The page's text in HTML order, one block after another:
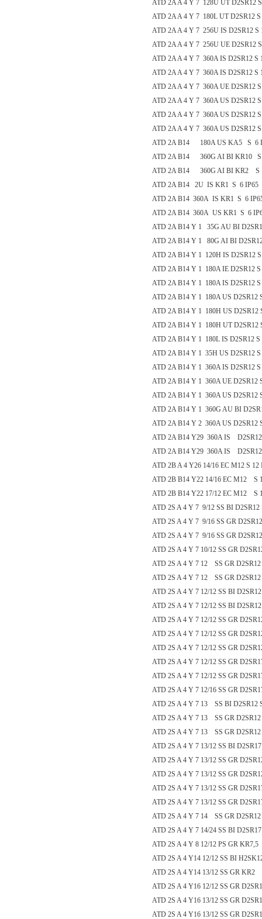
ATD 2A A 4 Y 7 128U UT D2SR12
ATD 2A A 4 Y 7 180L UT D2SR12 S
ATD 2A A 4 Y 7 256U IS D2SR12 S
ATD 2A A 4 Y 7 256U UE D2SR12
ATD 2A A 4 Y 7 360A IS D2SR12 S
ATD 2A A 4 Y 7 360A IS D2SR12 S
ATD 2A A 4 Y 7 360A UE D2SR12
ATD 2A A 4 Y 7 360A US D2SR12
ATD 2A A 4 Y 7 360A US D2SR12
ATD 2A A 4 Y 7 360A US D2SR12
ATD 2A B14 180A US KA5 S 6
ATD 2A B14 360G AI BI KR10
ATD 2A B14 360G AI BI KR2 S
ATD 2A B14 2U IS KR1 S 6 IP65
ATD 2A B14 360A IS KR1 S 6
ATD 2A B14 360A US KR1 S 6
ATD 2A B14 Y 1 35G AU BI
ATD 2A B14 Y 1 80G AI BI
ATD 2A B14 Y 1 120H IS D2SR12
ATD 2A B14 Y 1 180A IE D2SR12
ATD 2A B14 Y 1 180A IS D2SR12
ATD 2A B14 Y 1 180A US D2SR12
ATD 2A B14 Y 1 180H US D2SR12
ATD 2A B14 Y 1 180H UT D2SR12
ATD 2A B14 Y 1 180L IS D2SR12
ATD 2A B14 Y 1 35H US D2SR12 S
ATD 2A B14 Y 1 360A IS D2SR12
ATD 2A B14 Y 1 360A UE D2SR12
ATD 2A B14 Y 1 360A US D2SR12
ATD 2A B14 Y 1 360G AU BI
ATD 2A B14 Y 2 360A US D2SR12
ATD 2A B14 Y29 360A IS
ATD 2A B14 Y29 360A IS D2SR12
ATD 2B A 4 Y26 14/16 EC M12 S 12
ATD 2B B14 Y22 14/16 EC M12 S
ATD 2B B14 Y22 17/12 EC M12 S
ATD 2S A 4 Y 7 9/12 SS BI D2SR12
ATD 2S A 4 Y 7 9/16 SS GR
ATD 2S A 4 Y 7 9/16 SS GR
ATD 2S A 4 Y 7 10/12 SS GR
ATD 2S A 4 Y 7 12 SS GR
ATD 2S A 4 Y 7 12 SS GR D2SR12
ATD 2S A 4 Y 7 12/12 SS BI
ATD 2S A 4 Y 7 12/12 SS BI
ATD 2S A 4 Y 7 12/12 SS GR
ATD 2S A 4 Y 7 12/12 SS GR
ATD 2S A 4 Y 7 12/12 SS GR
ATD 2S A 4 Y 7 12/12 SS GR
ATD 2S A 4 Y 7 12/12 SS GR
ATD 2S A 4 Y 7 12/16 SS GR
ATD 2S A 4 Y 7 13 SS BI D2SR12
ATD 2S A 4 Y 7 13 SS GR
ATD 2S A 4 Y 7 13 SS GR D2SR12
ATD 2S A 4 Y 7 13/12 SS BI
ATD 2S A 4 Y 7 13/12 SS GR
ATD 2S A 4 Y 7 13/12 SS GR
ATD 2S A 4 Y 7 13/12 SS GR
ATD 2S A 4 Y 7 13/12 SS GR
ATD 2S A 4 Y 7 14 SS GR D2SR12
ATD 2S A 4 Y 7 14/24 SS BI
ATD 2S A 4 Y 8 12/12 PS GR KR7,5
ATD 2S A 4 Y14 12/12 SS BI
ATD 2S A 4 Y14 13/12 SS GR KR2
ATD 2S A 4 Y16 12/12 SS GR
ATD 2S A 4 Y16 13/12 SS GR
ATD 2S A 4 Y16 13/12 SS GR